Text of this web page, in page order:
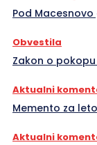
Pod
Obvestila
Zakon o
Aktualni
Memento za
Aktualni